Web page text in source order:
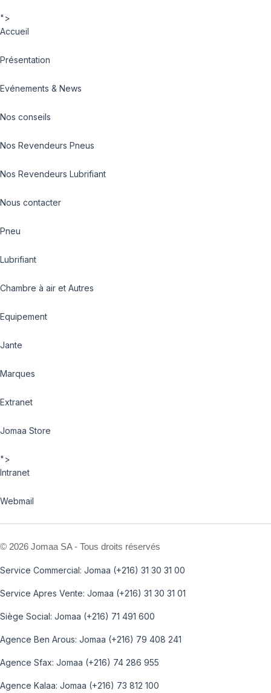
">
Accueil
Présentation
Evénements & News
Nos conseils
Nos Revendeurs Pneus
Nos Revendeurs Lubrifiant
Nous contacter
Pneu
Lubrifiant
Chambre à air et Autres
Equipement
Jante
Marques
Extranet
Jomaa Store
">
Intranet
Webmail
© 2026 Jomaa SA - Tous droits réservés
Service Commercial: Jomaa (+216) 31 30 31 00
Service Apres Vente: Jomaa (+216) 31 30 31 01
Siège Social: Jomaa (+216) 71 491 600
Agence Ben Arous: Jomaa (+216) 79 408 241
Agence Sfax: Jomaa (+216) 74 286 955
Agence Kalaa: Jomaa (+216) 73 812 100